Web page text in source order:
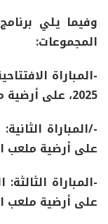
وفيما يلي
المجموعات:
-المباراة
2025، على أرضية
-/المباراة
على أرضية ملعب
-المباراة
على أرضية ملعب